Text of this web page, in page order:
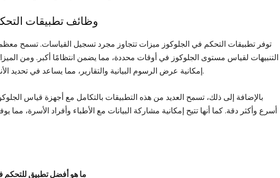
وظائف تطبيقات
توفر تطبيقات التحكم في الجلوكوز ميزات تتجاوز مجرد تسجيل القياسات. تسمح
التنبيهات لقياس مستوى الجلوكوز في أوقات محددة، مما يضمن انتظامًا أكبر. ومن
إمكانية عرض الرسوم البيانية والتقارير، مما يساعد في تحديد الأنماط واتخاذ القرارات.
بالإضافة إلى ذلك، تسمح العديد من هذه التطبيقات بالتكامل مع أجهزة قياس
أسرع وأكثر دقة. كما أنها تتيح إمكانية مشاركة البيانات مع الأطباء وأفراد الأسرة، مما
1. ما هو أفضل تطبيق